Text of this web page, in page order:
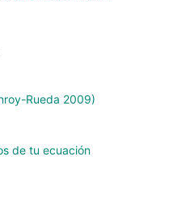
Rueda 2009)
de tu ecuación